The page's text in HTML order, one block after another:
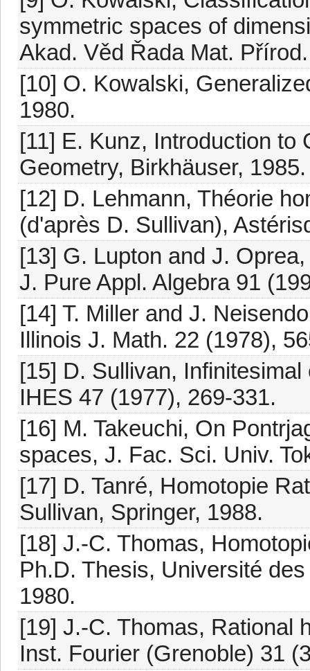
symmetric spaces of
Akad. Věd Řada Mat.
[10] O. Kowalski,
1980.
[11] E. Kunz, Introduction to
Geometry, Birkhäuser, 1985.
[12] D. Lehmann, Théorie
(d'après D. Sullivan),
[13] G. Lupton and J.
J. Pure Appl. Algebra 91
[14] T. Miller and J.
Illinois J. Math. 22 (1978),
[15] D. Sullivan,
IHES 47 (1977), 269-331.
[16] M. Takeuchi, On
spaces, J. Fac. Sci. Univ.
[17] D. Tanré, Homotopie
Sullivan, Springer, 1988.
[18] J.-C. Thomas,
Ph.D. Thesis, Université
1980.
[19] J.-C. Thomas, Rational
Inst. Fourier (Grenoble) 31